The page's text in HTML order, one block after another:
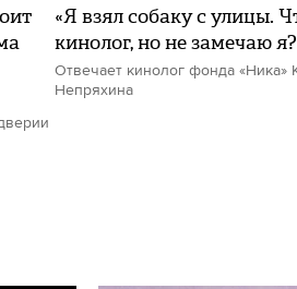
«Я взял собаку с улицы.
кинолог, но не замечаю
Отвечает кинолог фонда «Ника»
Непряхина